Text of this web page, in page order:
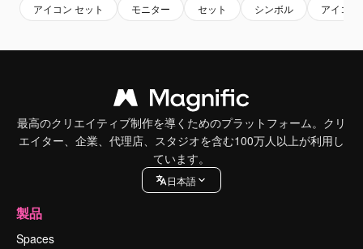
アイコン セット モニター セット シンボル アイコン
最高のクリエイティブ制作を導くためのプラットフォーム。クリ
エイター、企業、代理店、スタジオを含む100万人以上が利用し
ています。
日本語
製品
Spaces